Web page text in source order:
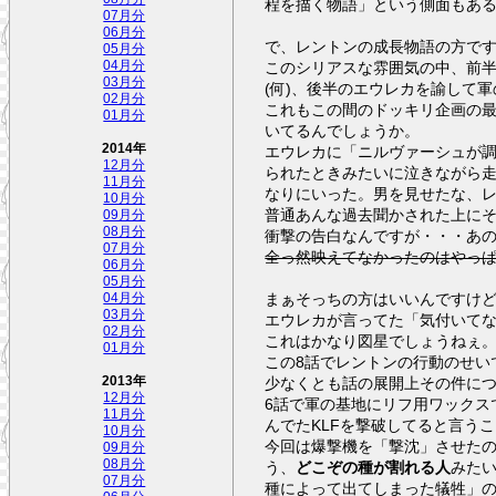
07月分
06月分
05月分
04月分
03月分
02月分
01月分
2014年
12月分
11月分
10月分
09月分
08月分
07月分
06月分
05月分
04月分
03月分
02月分
01月分
2013年
12月分
11月分
10月分
09月分
08月分
07月分
程を描く物語」という側面もあ
で、レントンの成長物語の方で
このシリアスな雰囲気の中、前
(何)、後半のエウレカを諭して
これもこの間のドッキリ企画の
いてるんでしょうか。
エウレカに「ニルヴァーシュが
られたときみたいに泣きながら
なりにいった。男を見せたな、
普通あんな過去聞かされた上に
衝撃の告白なんですが・・・あ
全っ然映えてなかったのはやっ
まぁそっちの方はいいんですけ
エウレカが言ってた「気付いて
これはかなり図星でしょうねぇ
この8話でレントンの行動のせ
少なくとも話の展開上その件に
6話で軍の基地にリフ用ワック
んでたKLFを撃破してると言う
今回は爆撃機を「撃沈」させた
う、
どこぞの種が割れる人みた
種によって出てしまった犠牲」